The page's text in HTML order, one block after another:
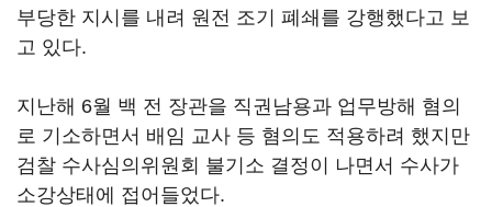
부당한 지시를 내려 원전 조기 폐쇄를 강행했다고 보
고 있다.
지난해 6월 백 전 장관을 직권남용과 업무방해 혐의
로 기소하면서 배임 교사 등 혐의도 적용하려 했지만
검찰 수사심의위원회 불기소 결정이 나면서 수사가
소강상태에 접어들었다.